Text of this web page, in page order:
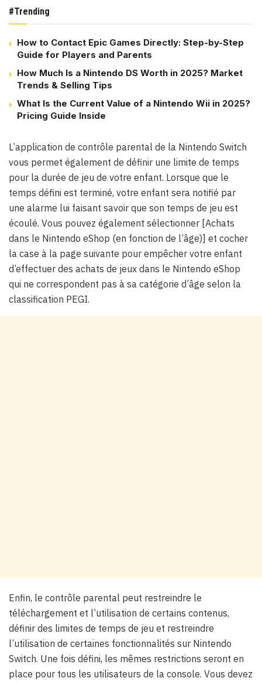
#Trending
How to Contact Epic Games Directly: Step-by-Step
Guide for Players and Parents
How Much Is a Nintendo DS Worth in 2025? Market
Trends & Selling Tips
What Is the Current Value of a Nintendo Wii in 2025?
Pricing Guide Inside
L’application de contrôle parental de la Nintendo Switch
vous permet également de définir une limite de temps
pour la durée de jeu de votre enfant. Lorsque que le
temps défini est terminé, votre enfant sera notifié par
une alarme lui faisant savoir que son temps de jeu est
écoulé. Vous pouvez également sélectionner [Achats
dans le Nintendo eShop (en fonction de l’âge)] et cocher
la case à la page suivante pour empêcher votre enfant
d’effectuer des achats de jeux dans le Nintendo eShop
qui ne correspondent pas à sa catégorie d’âge selon la
classification PEGI.
Enfin, le contrôle parental peut restreindre le
téléchargement et l’utilisation de certains contenus,
définir des limites de temps de jeu et restreindre
l’utilisation de certaines fonctionnalités sur Nintendo
Switch. Une fois défini, les mêmes restrictions seront en
place pour tous les utilisateurs de la console. Vous devez